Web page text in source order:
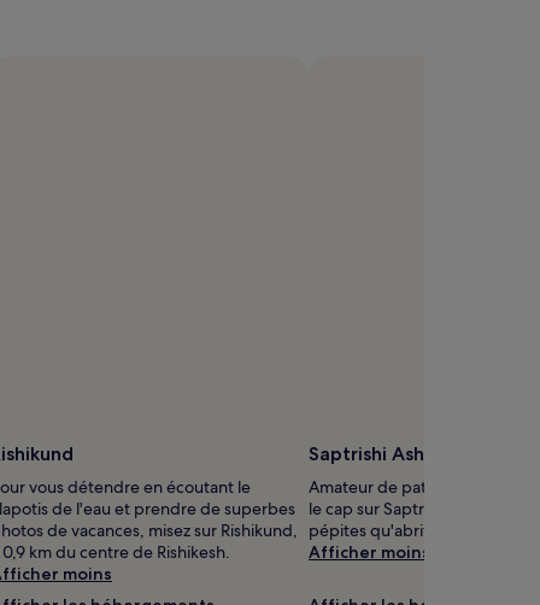
vous détendre en écoutant le
de l'eau et prendre de superbes
de vacances, misez sur Rishikund,
0,9 km du centre de Rishikesh.
moins
Saptrishi Ashram
Amateur de patrimoine
le cap sur Saptrishi Ashram,
pépites qu'abrite Haripur
Afficher moins